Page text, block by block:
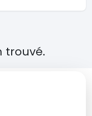
trouvé.